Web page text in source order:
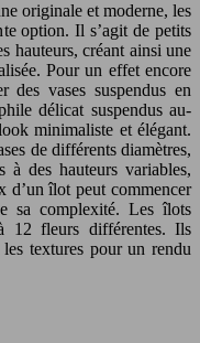
originale et moderne, les
option. Il s’agit de petits
hauteurs, créant ainsi une
Pour un effet encore
des vases suspendus en
délicat suspendus au-
minimaliste et élégant.
de différents diamètres,
des hauteurs variables,
d’un îlot peut commencer
sa complexité. Les îlots
12 fleurs différentes. Ils
textures pour un rendu